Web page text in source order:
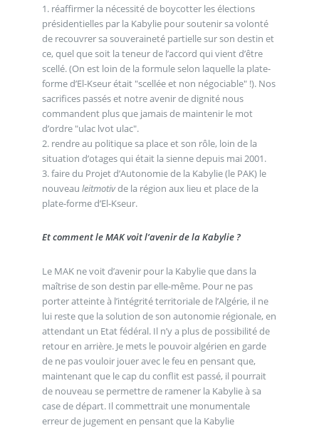
1. réaffirmer la nécessité de boycotter les élections
présidentielles par la Kabylie pour soutenir sa volonté
de recouvrer sa souveraineté partielle sur son destin et
ce, quel que soit la teneur de l’accord qui vient d’être
scellé. (On est loin de la formule selon laquelle la plate-
forme d’El-Kseur était "scellée et non négociable" !). Nos
sacrifices passés et notre avenir de dignité nous
commandent plus que jamais de maintenir le mot
d’ordre "ulac lvot ulac".
2. rendre au politique sa place et son rôle, loin de la
situation d’otages qui était la sienne depuis mai 2001.
3. faire du Projet d’Autonomie de la Kabylie (le PAK) le
nouveau leitmotivde la région aux lieu et place de la
plate-forme d’El-Kseur.
Et comment le MAK voit l’avenir de la Kabylie ?
Le MAK ne voit d’avenir pour la Kabylie que dans la
maîtrise de son destin par elle-même. Pour ne pas
porter atteinte à l’intégrité territoriale de l’Algérie, il ne
lui reste que la solution de son autonomie régionale, en
attendant un Etat fédéral. Il n’y a plus de possibilité de
retour en arrière. Je mets le pouvoir algérien en garde
de ne pas vouloir jouer avec le feu en pensant que,
maintenant que le cap du conflit est passé, il pourrait
de nouveau se permettre de ramener la Kabylie à sa
case de départ. Il commettrait une monumentale
erreur de jugement en pensant que la Kabylie